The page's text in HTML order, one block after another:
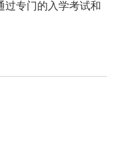
过专门的入学考试和